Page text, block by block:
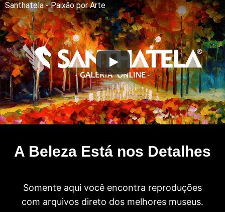
Santhatela - Paixão por Arte
A Beleza Está nos Detalhes
Somente aqui você encontra reproduções
com arquivos direto dos melhores museus.